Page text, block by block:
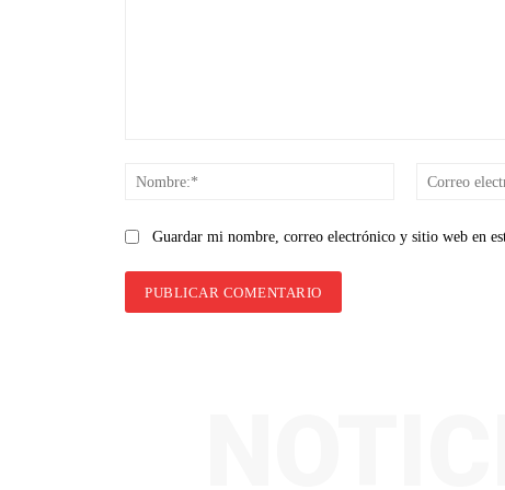
Nombre:*
Guardar mi nombre, correo electrónico y sitio web en